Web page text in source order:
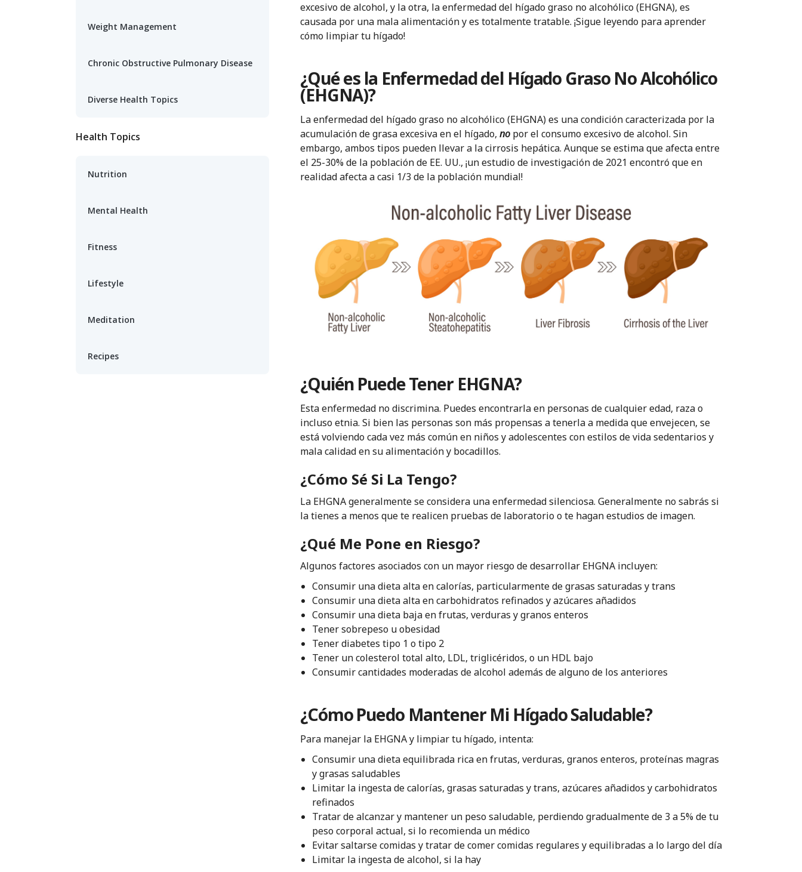
Weight Management
Chronic Obstructive Pulmonary Disease
Diverse Health Topics
Health Topics
Nutrition
Mental Health
Fitness
Lifestyle
Meditation
Recipes
excesivo de alcohol, y la otra, la enfermedad del hígado graso no alcohólico (EHGNA), es
causada por una mala alimentación y es totalmente tratable. ¡Sigue leyendo para aprender
cómo limpiar tu hígado!
¿Qué es la Enfermedad del Hígado Graso No Alcohólico
(EHGNA)?
La enfermedad del hígado graso no alcohólico (EHGNA) es una condición caracterizada por la
acumulación de grasa excesiva en el hígado, nopor el consumo excesivo de alcohol. Sin
embargo, ambos tipos pueden llevar a la cirrosis hepática. Aunque se estima que afecta entre
el 25-30% de la población de EE. UU., ¡un estudio de investigación de 2021 encontró que en
realidad afecta a casi 1/3 de la población mundial!
¿Quién Puede Tener EHGNA?
Esta enfermedad no discrimina. Puedes encontrarla en personas de cualquier edad, raza o
incluso etnia. Si bien las personas son más propensas a tenerla a medida que envejecen, se
está volviendo cada vez más común en niños y adolescentes con estilos de vida sedentarios y
mala calidad en su alimentación y bocadillos.
¿Cómo Sé Si La Tengo?
La EHGNA generalmente se considera una enfermedad silenciosa. Generalmente no sabrás si
la tienes a menos que te realicen pruebas de laboratorio o te hagan estudios de imagen.
¿Qué Me Pone en Riesgo?
Algunos factores asociados con un mayor riesgo de desarrollar EHGNA incluyen:
Consumir una dieta alta en calorías, particularmente de grasas saturadas y trans
Consumir una dieta alta en carbohidratos refinados y azúcares añadidos
Consumir una dieta baja en frutas, verduras y granos enteros
Tener sobrepeso u obesidad
Tener diabetes tipo 1 o tipo 2
Tener un colesterol total alto, LDL, triglicéridos, o un HDL bajo
Consumir cantidades moderadas de alcohol además de alguno de los anteriores
¿Cómo Puedo Mantener Mi Hígado Saludable?
Para manejar la EHGNA y limpiar tu hígado, intenta:
Consumir una dieta equilibrada rica en frutas, verduras, granos enteros, proteínas magras
y grasas saludables
Limitar la ingesta de calorías, grasas saturadas y trans, azúcares añadidos y carbohidratos
refinados
Tratar de alcanzar y mantener un peso saludable, perdiendo gradualmente de 3 a 5% de tu
peso corporal actual, si lo recomienda un médico
Evitar saltarse comidas y tratar de comer comidas regulares y equilibradas a lo largo del día
Limitar la ingesta de alcohol, si la hay